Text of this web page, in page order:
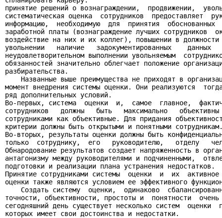
принятие решений о вознаграждении,  продвижении,
систематическая оценка  сотрудников  предоставляет
информацию,  необходимую  для  принятия  обоснованных
заработной платы (вознаграждение лучших сотрудников
воздействие на них и их коллег), повышении в
увольнении   наличие   задокументированных    данных
неудовлетворительном выполнении увольняемым
обязанностей значительно облегчает положение
разбирательства.
Названные выше преимущества не приходят в
момент внедрения системы оценки. Они реализуются
ряд дополнительных условий.
Во-первых, система  оценки  и,  самое  главное,
сотрудников   должны   быть   максимально
сотрудниками как объективные. Для придания
критерии должны быть открытыми и понятными
Во-вторых, результаты оценки должны быть
только  сотруднику,  его   руководителю,   отделу
Обнародование результатов создает напряженность в
антагонизму между руководителями и подчиненными,
подготовки и реализации плана устранения недостатков.
Принятие сотрудниками системы  оценки  и  их
оценки также являются условием ее эффективного
Создать систему  оценки,  одинаково
точности, объективности, простоты и  понятности
сегодняшний день существует несколько систем  оценки
которых имеет свои достоинства и недостатки.